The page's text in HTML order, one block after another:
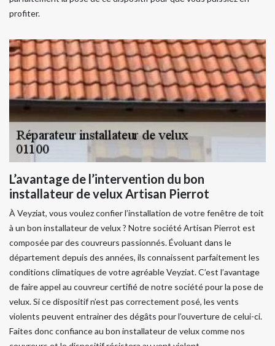
profiter.
L’avantage de l’intervention du bon
installateur de velux Artisan Pierrot
À Veyziat, vous voulez confier l’installation de votre fenêtre de toit
à un bon installateur de velux ? Notre société Artisan Pierrot est
composée par des couvreurs passionnés. Évoluant dans le
département depuis des années, ils connaissent parfaitement les
conditions climatiques de votre agréable Veyziat. C’est l’avantage
de faire appel au couvreur certifié de notre société pour la pose de
velux. Si ce dispositif n’est pas correctement posé, les vents
violents peuvent entrainer des dégâts pour l’ouverture de celui-ci.
Faites donc confiance au bon installateur de velux comme nos